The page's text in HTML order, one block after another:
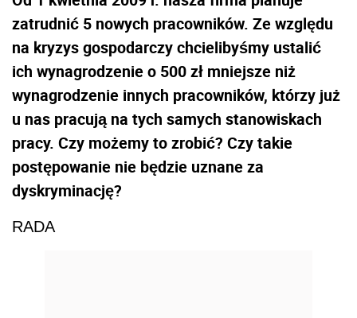
zatrudnić 5 nowych pracowników. Ze względu
na kryzys gospodarczy chcielibyśmy ustalić
ich wynagrodzenie o 500 zł mniejsze niż
wynagrodzenie innych pracowników, którzy już
u nas pracują na tych samych stanowiskach
pracy. Czy możemy to zrobić? Czy takie
postępowanie nie będzie uznane za
dyskryminację?
RADA